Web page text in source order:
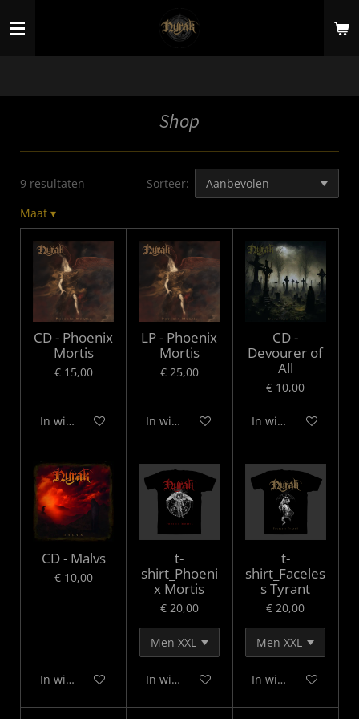
direct
Shop
9 resultaten
Sorteer:
Maat ▾
CD - Phoenix
Mortis
€ 15,00
In winkelwagen
LP - Phoenix
Mortis
€ 25,00
In winkelwagen
CD -
Devourer of
All
€ 10,00
In winkelwagen
CD - Malvs
€ 10,00
In winkelwagen
t-
shirt_Phoeni
x Mortis
€ 20,00
In winkelwagen
t-
shirt_Faceles
s Tyrant
€ 20,00
In winkelwagen